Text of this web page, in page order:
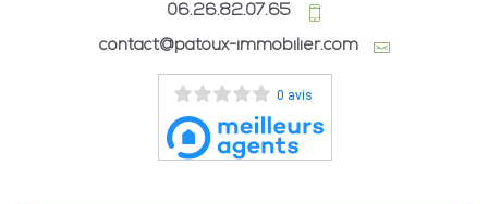
06.26.82.07.65
contact@patoux-immobilier.com
0 avis